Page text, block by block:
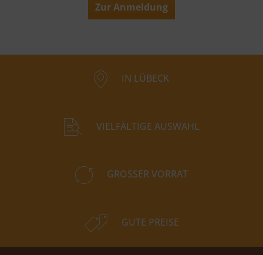
Zur Anmeldung
IN LÜBECK
VIELFÄLTIGE AUSWAHL
GROSSER VORRAT
GUTE PREISE